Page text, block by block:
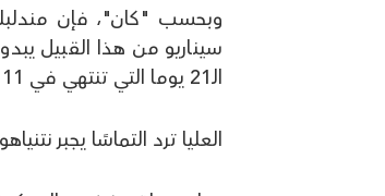
وبحسب "كان"، فإن
الـ21 يوما التي تنتهي في 11 كانون الأول/ ديسمبر المقبل.
العليا ترد التماسًا يجبر